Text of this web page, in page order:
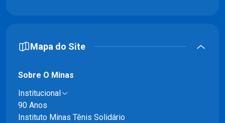
Mapa do Site
Sobre O Minas
Institucional
90 Anos
Instituto Minas Tênis Solidário